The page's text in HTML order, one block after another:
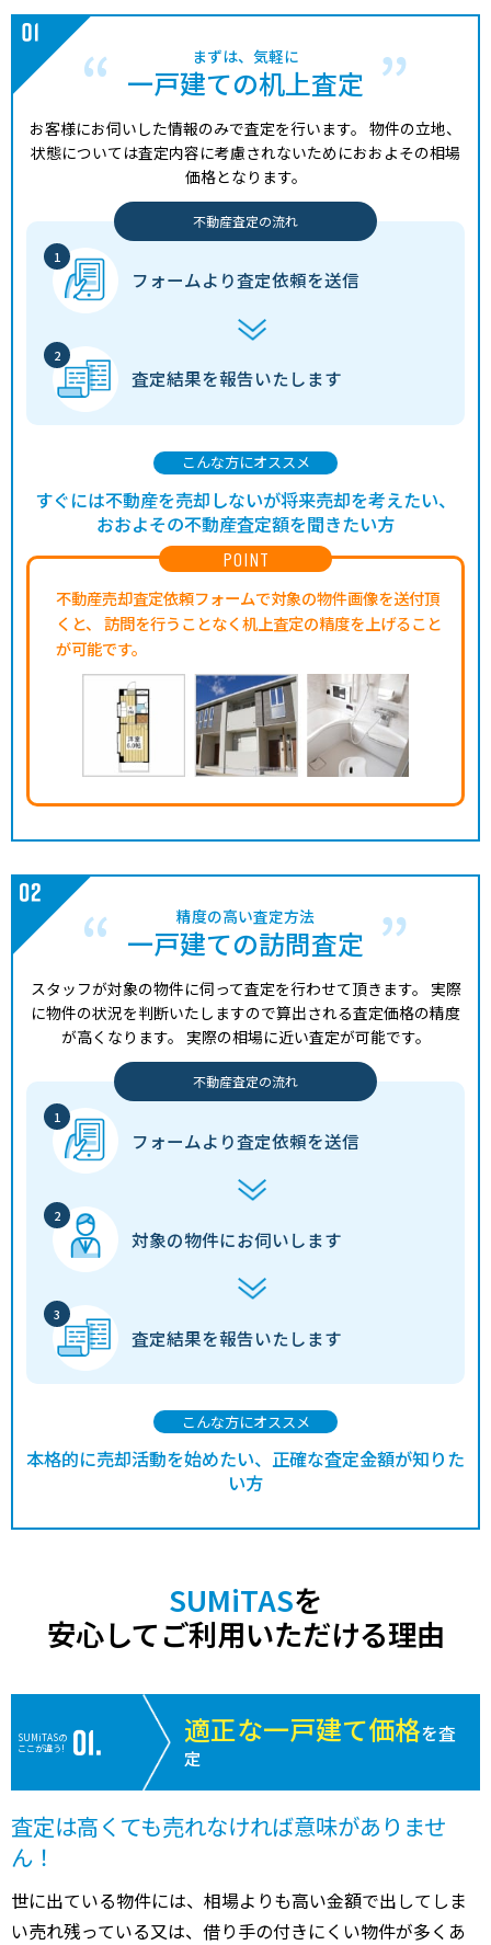
まずは、気軽に
一戸建ての机上査定
お客様にお伺いした情報のみで査定を行います。 物件の立地、
状態については査定内容に考慮されないためにおおよその相場
価格となります。
不動産査定の流れ
フォームより査定依頼を送信
査定結果を報告いたします
POINT
不動産売却査定依頼フォームで対象の物件画像を送付頂
くと、
訪問を行うことなく机上査定の精度を上げること
が可能です。
こんな方にオススメ
すぐには不動産を売却しないが将来売却を考えたい、
おおよその不動産査定額を聞きたい方
精度の高い査定方法
一戸建ての訪問査定
スタッフが対象の物件に伺って査定を行わせて頂きます。 実際
に物件の状況を判断いたしますので算出される査定価格の精度
が高くなります。 実際の相場に近い査定が可能です。
不動産査定の流れ
フォームより査定依頼を送信
対象の物件にお伺いします
査定結果を報告いたします
こんな方にオススメ
本格的に売却活動を始めたい、正確な査定金額が知りた
い方
SUMiTASを
安心してご利用いただける理由
SUMiTASの
ここが違う!
適正な一戸建て価格を査
定
査定は高くても売れなければ意味がありませ
ん！
世に出ている物件には、相場よりも高い金額で出してしま
い売れ残っている又は、借り手の付きにくい物件が多くあ